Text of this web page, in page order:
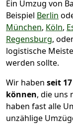
Ein Umzug von
Beispiel Berlin
München, Köln,
Regensburg,
logistische
werden sollte.
Wir haben seit
können, die uns
haben fast alle
unzählige